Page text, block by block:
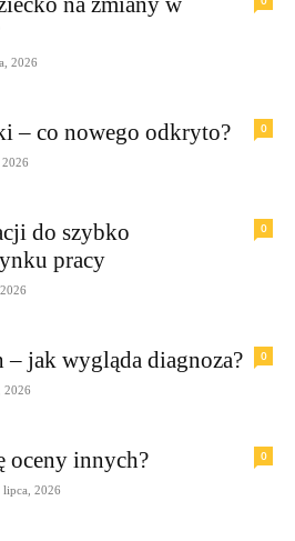
2026
0
– co nowego odkryto?
0
do szybko
pracy
0
– jak wygląda diagnoza?
2026
0
oceny innych?
lipca, 2026